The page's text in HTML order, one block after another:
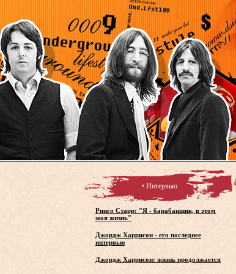
• Интервью
Ринго Старр: "Я - барабанщик, в этом
моя жизнь"
Джордж Харрисон - его последнее
интервью
Джордж Харрисон: жизнь продолжается